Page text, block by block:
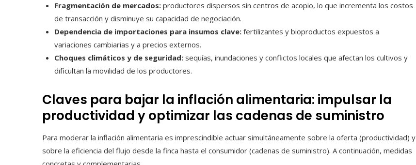
Fragmentación de mercados: productores dispersos sin centros de acopio, lo que incrementa los costos
de transacción y disminuye su capacidad de negociación.
Dependencia de importaciones para insumos clave: fertilizantes y bioproductos expuestos a
variaciones cambiarias y a precios externos.
Choques climáticos y de seguridad: sequías, inundaciones y conflictos locales que afectan los cultivos y
dificultan la movilidad de los productores.
Claves para bajar la inflación alimentaria: impulsar la
productividad y optimizar las cadenas de suministro
Para moderar la inflación alimentaria es imprescindible actuar simultáneamente sobre la oferta (productividad) y
sobre la eficiencia del flujo desde la finca hasta el consumidor (cadenas de suministro). A continuación, medidas